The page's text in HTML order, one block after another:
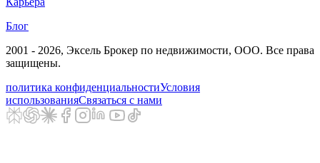
Блог
2001 - 2026, Эксель Брокер по недвижимости, ООО. Все права
защищены.
политика конфиденциальностиУсловия
использованияСвязаться с нами